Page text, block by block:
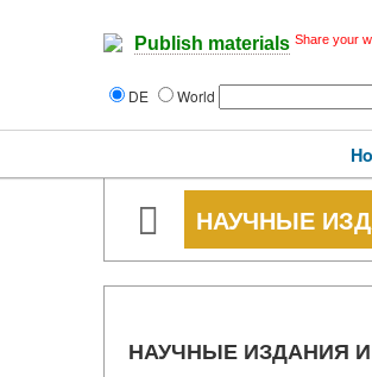
Publish materials Share your
DE World
НАУЧНЫЕ
НАУЧНЫЕ ИЗДАНИЯ